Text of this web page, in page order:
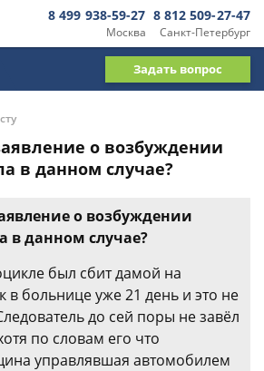
Москва
8 499 938-59-27
Санкт-Петербург
8 812 509-27-47
Задать вопрос
о возбуждении
в данном случае?
о возбуждении
в данном случае?
был сбит дамой на
больнице уже 21 день и это не
до сей поры не завёл
по словам его что
управлявшая автомобилем